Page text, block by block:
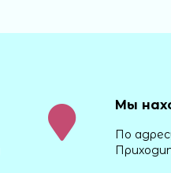
Мы
По